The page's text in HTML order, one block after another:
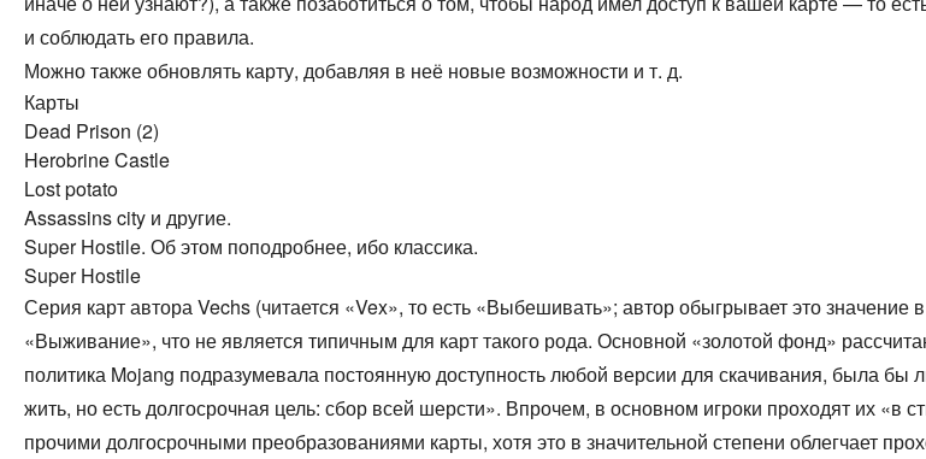
и соблюдать его правила.
Можно также обновлять карту, добавляя в неё новые возможности и т. д.
Карты
Dead Prison (2)
Herobrine Castle
Lost potato
Assassins city и другие.
Super Hostile. Об этом поподробнее, ибо классика.
Super Hostile
Серия карт автора Vechs (читается «Vex», то есть «Выбешивать»; автор обыгрывает это
«Выживание», что не является типичным для карт такого рода. Основной «золотой фонд»
политика Mojang подразумевала постоянную доступность любой версии для скачивания, была бы
жить, но есть долгосрочная цель: сбор всей шерсти». Впрочем, в основном игроки проходят их
прочими долгосрочными преобразованиями карты, хотя это в значительной степени облегчает